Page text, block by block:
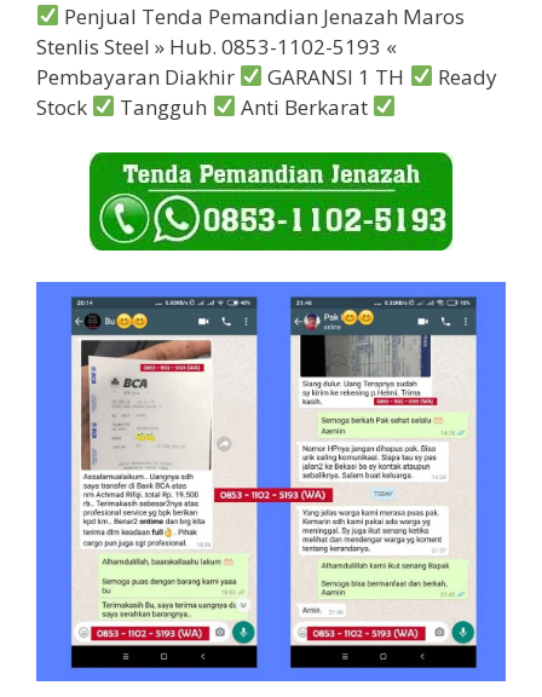
Penjual Tenda Pemandian Jenazah Maros
Stenlis Steel » Hub. 0853-1102-5193 «
Pembayaran Diakhir
GARANSI 1 TH
Ready
Stock
Tangguh Anti Berkarat